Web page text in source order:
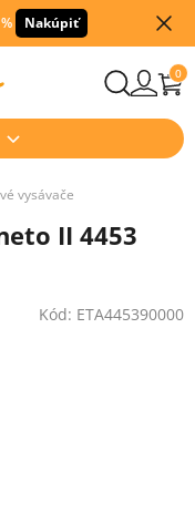
Nakúpiť
0
vysávače
II 4453
Kód: ETA445390000